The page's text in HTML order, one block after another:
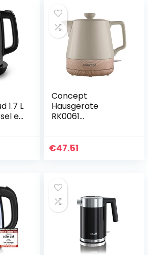
Gemakkelijk
hervullen
(HD9339/80)
1.7 L
en
Concept
Hausgeräte
RK0061
koffiebruin
€47.51